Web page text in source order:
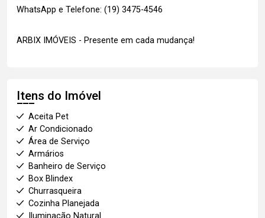
WhatsApp e Telefone: (19) 3475-4546
ARBIX IMÓVEIS - Presente em cada mudança!
Itens do Imóvel
Aceita Pet
Ar Condicionado
Área de Serviço
Armários
Banheiro de Serviço
Box Blindex
Churrasqueira
Cozinha Planejada
Iluminação Natural